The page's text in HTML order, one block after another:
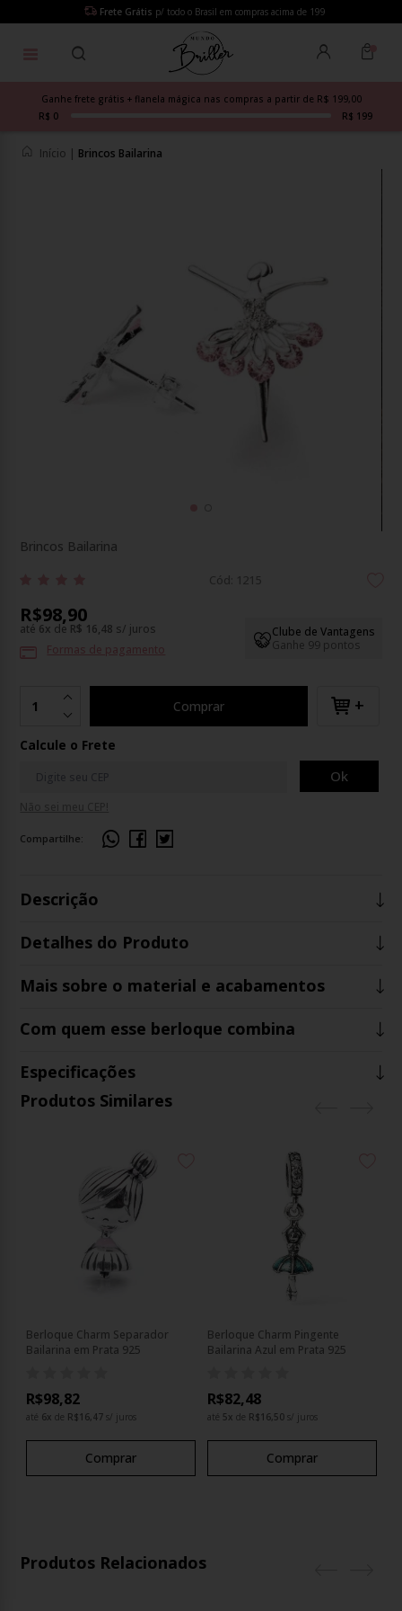
Frete Grátis p/ todo o Brasil em compras acima de 199
Ganhe frete grátis + flanela mágica nas compras a partir de R$ 199,00
R$ 0
R$ 199
Início | Brincos Bailarina
Brincos Bailarina
Cód: 1215
Clube de Vantagens
Ganhe 99 pontos
R$98,90
até 6x de R$ 16,48 s/ juros
Formas de pagamento
Comprar +
Calcule o Frete
Ok
Compartilhe:
Descrição
Detalhes do Produto
Mais sobre o material e acabamentos
Com quem esse berloque combina
Especificações
Produtos Similares
Berloque Charm Separador
Bailarina em Prata 925
R$98,82
até 6x de R$16,47s/ juros
Comprar
Berloque Charm Pingente
Bailarina Azul em Prata 925
R$82,48
até 5x de R$16,50s/ juros
Comprar
Produtos Relacionados